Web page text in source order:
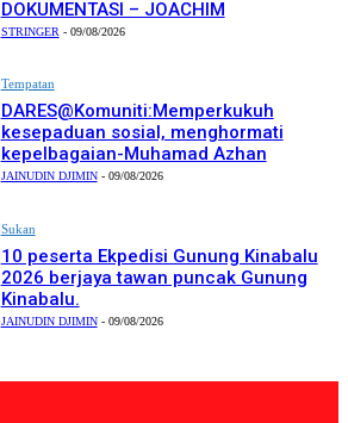
DOKUMENTASI – JOACHIM
STRINGER - 09/08/2026
Tempatan
DARES@Komuniti:Memperkukuh
kesepaduan sosial, menghormati
kepelbagaian-Muhamad Azhan
JAINUDIN DJIMIN - 09/08/2026
Sukan
10 peserta Ekpedisi Gunung Kinabalu
2026 berjaya tawan puncak Gunung
Kinabalu.
JAINUDIN DJIMIN - 09/08/2026